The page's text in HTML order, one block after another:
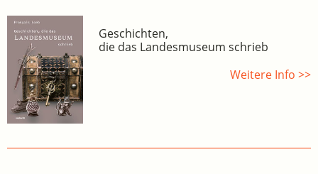
Geschichten,
die das Landesmuseum schrieb
Weitere Info >>